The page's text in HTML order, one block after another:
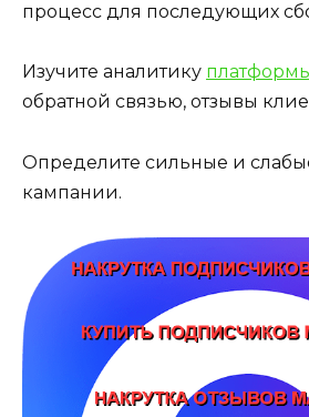
процесс для последующих
Изучите аналитику
обратной связью, отзывы
Определите сильные и
кампании.